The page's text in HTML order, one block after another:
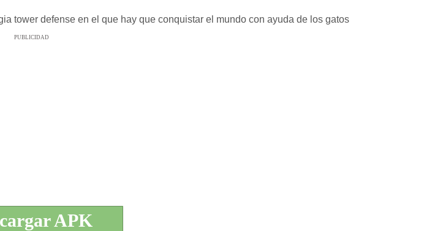
tower defense en el que hay que conquistar el mundo con ayuda de los gatos
PUBLICIDAD
APK